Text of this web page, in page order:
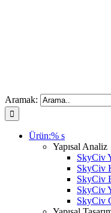
Aramak:
Ürün:% s
Yapısal Analiz
SkyCiv
SkyCiv
SkyCiv
SkyCiv
SkyCiv